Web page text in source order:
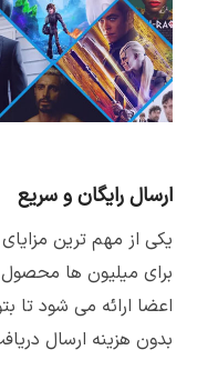
ارسال رایگان و سریع
یکی از مهم ترین
برای میلیون ها
اعضا ارائه می شود تا
بدون هزینه ارسال